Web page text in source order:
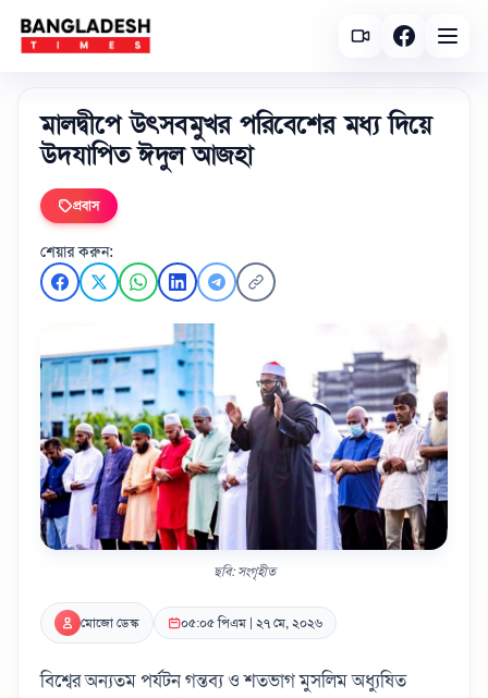
মালদ্বীপে উৎসবমুখর পরিবেশের মধ্য দিয়ে
উদযাপিত ঈদুল আজহা
প্রবাস
শেয়ার করুন:
ছবি: সংগৃহীত
মোজো ডেস্ক ০৫:০৫ পিএম | ২৭ মে, ২০২৬
বিশ্বের অন্যতম পর্যটন গন্তব্য ও শতভাগ মুসলিম অধ্যুষিত